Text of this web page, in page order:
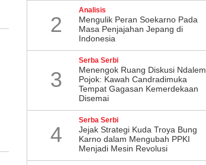
2
Analisis
Mengulik Peran Soekarno Pada
Masa Penjajahan Jepang di
Indonesia
3
Serba Serbi
Menengok Ruang Diskusi Ndalem
Pojok: Kawah Candradimuka
Tempat Gagasan Kemerdekaan
Disemai
4
Serba Serbi
Jejak Strategi Kuda Troya Bung
Karno dalam Mengubah PPKI
Menjadi Mesin Revolusi